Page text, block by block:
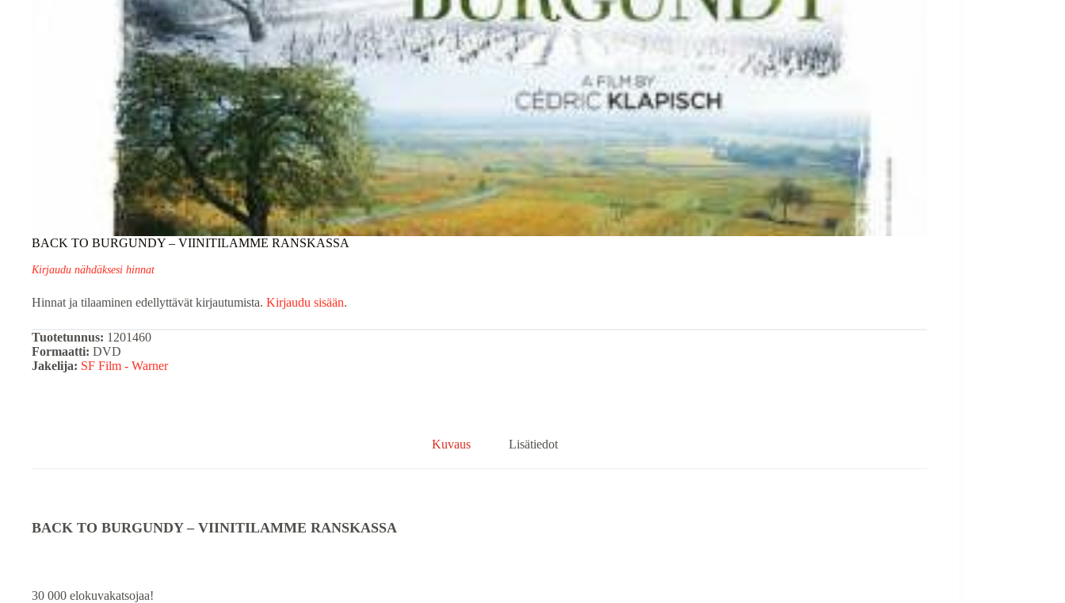
BACK TO BURGUNDY – VIINITILAMME RANSKASSA
Kirjaudu nähdäksesi hinnat
Hinnat ja tilaaminen edellyttävät kirjautumista. Kirjaudu sisään.
Tuotetunnus: 1201460
Formaatti: DVD
Jakelija: SF Film - Warner
Kuvaus Lisätiedot
BACK TO BURGUNDY – VIINITILAMME RANSKASSA
30 000 elokuvakatsojaa!